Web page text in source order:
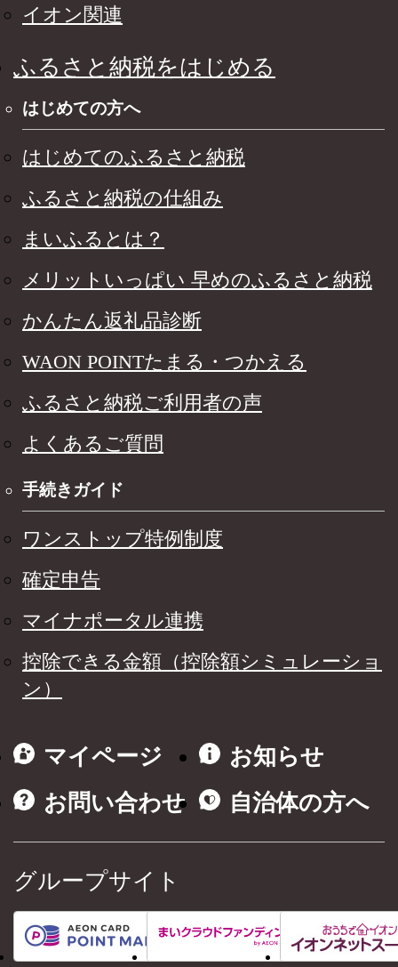
イオン関連
ふるさと納税をはじめる
はじめての方へ
はじめてのふるさと納税
ふるさと納税の仕組み
まいふるとは？
メリットいっぱい 早めのふるさと納税
かんたん返礼品診断
WAON POINTたまる・つかえる
ふるさと納税ご利用者の声
よくあるご質問
手続きガイド
ワンストップ特例制度
確定申告
マイナポータル連携
控除できる金額（控除額シミュレーショ
ン）
マイページ
お知らせ
お問い合わせ
自治体の方へ
グループサイト